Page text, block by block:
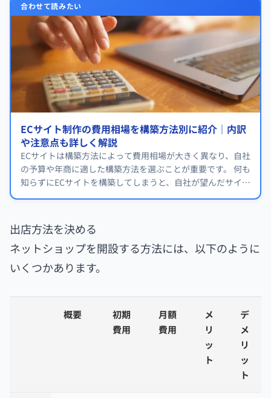
合わせて読みたい
ECサイト制作の費用相場を構築方法別に紹介｜内訳
や注意点も詳しく解説
ECサイトは構築方法によって費用相場が大きく異なり、自社
の予算や年商に適した構築方法を選ぶことが重要です。 何も
知らずにECサイトを構築してしまうと、自社が望んだサイト
ができなかったり、コストが膨大になったりするトラブルが
場を構築方法別に詳しく紹介します。
出店方法を決める
ネットショップを開設する方法には、以下のように
いくつかあります。
概要
初期
費用
月額
費用
メ
リ
ッ
ト
デ
メ
リ
ッ
ト